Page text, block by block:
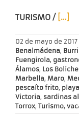
TURISMO / […]
02 de mayo de 2017
Benalmádena,
Fuengirola,
Álamos, Los
Marbella, Maro,
pescaíto frito,
Victoria, sardinas
Torrox, Turismo,